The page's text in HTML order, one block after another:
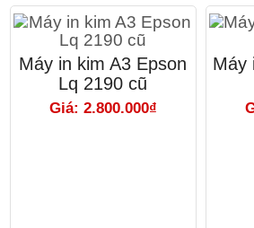
Máy in kim A3 Epson
Lq 2190 cũ
Giá: 2.800.000₫
Máy